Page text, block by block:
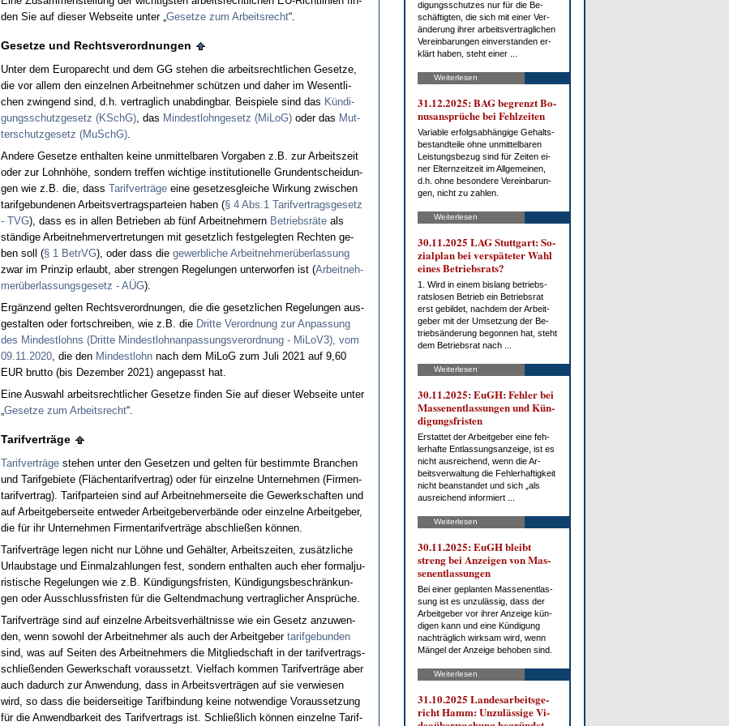
den Sie auf die­ser Web­sei­te un­ter „ Ge­set­ze zum Ar­beits­recht“.
Ge­set­ze und Rechts­ver­ord­nun­gen
Un­ter dem Eu­ro­pa­recht und dem GG ste­hen die ar­beits­recht­li­chen Ge­set­ze,
die vor al­lem den ein­zel­nen Ar­beit­neh­mer schützen und da­her im We­sent­li­
chen zwin­gend sind, d.h. ver­trag­lich un­ab­ding­bar. Bei­spie­le sind das Kündi­
gungs­schutz­ge­setz (KSchG), das Min­dest­l­ohn­ge­setz (Mi­LoG)oder das Mut­
ter­schutz­ge­setz (MuSchG).
An­de­re Ge­set­ze ent­hal­ten kei­ne un­mit­tel­ba­ren Vor­ga­ben z.B. zur Ar­beits­zeit
oder zur Lohnhöhe, son­dern tref­fen wich­ti­ge in­sti­tu­tio­nel­le Grund­ent­schei­dun­
gen wie z.B. die, dass Ta­rif­verträgeei­ne ge­set­zes­glei­che Wir­kung zwi­schen
ta­rif­ge­bun­de­nen Ar­beits­ver­trags­par­tei­en ha­ben (§ 4 Abs.1 Ta­rif­ver­trags­ge­setz
- TVG), dass es in al­len Be­trie­ben ab fünf Ar­beit­neh­mern Be­triebsräteals
ständi­ge Ar­beit­neh­mer­ver­tre­tun­gen mit ge­setz­lich fest­ge­leg­ten Rech­ten ge­
ben soll (§ 1 Be­trVG), oder dass die ge­werb­li­che Ar­beit­neh­merüber­las­sung
zwar im Prin­zip er­laubt, aber stren­gen Re­ge­lun­gen un­ter­wor­fen ist (Ar­beit­neh­
merüber­las­sungs­ge­setz - AÜG).
Ergänzend gel­ten Rechts­ver­ord­nun­gen, die die ge­setz­li­chen Re­ge­lun­gen aus­
ge­stal­ten oder fort­schrei­ben, wie z.B. die Drit­te Ver­ord­nung zur An­pas­sung
des Min­dest­lohns (Drit­te Min­dest­lohn­an­pas­sungs­ver­ord­nung - MiLoV3), vom
09.11.2020, die den Min­dest­lohnnach dem Mi­LoG zum Ju­li 2021 auf 9,60
EUR brut­to (bis De­zem­ber 2021) an­ge­passt hat.
Ei­ne Aus­wahl ar­beits­recht­li­cher Ge­set­ze fin­den Sie auf die­ser Web­sei­te un­ter
„Ge­set­ze zum Ar­beits­recht“.
Ta­rif­verträge
Ta­rif­verträgeste­hen un­ter den Ge­set­zen und gel­ten für be­stimm­te Bran­chen
und Ta­rif­ge­bie­te (Flächen­ta­rif­ver­trag) oder für ein­zel­ne Un­ter­neh­men (Fir­men­
ta­rif­ver­trag). Ta­rif­par­tei­en sind auf Ar­beit­neh­mer­sei­te die Ge­werk­schaf­ten und
auf Ar­beit­ge­ber­sei­te ent­we­der Ar­beit­ge­ber­verbände oder ein­zel­ne Ar­beit­ge­ber,
die für ihr Un­ter­neh­men Fir­men­ta­rif­verträge ab­sch­ließen können.
Ta­rif­verträge le­gen nicht nur Löhne und Gehälter, Ar­beits­zei­ten, zusätz­li­che
Ur­laubs­ta­ge und Ein­mal­zah­lun­gen fest, son­dern ent­hal­ten auch eher for­mal­ju­
ris­ti­sche Re­ge­lun­gen wie z.B. Kündi­gungs­fris­ten, Kündi­gungs­be­schränkun­
gen oder Aus­schluss­fris­ten für die Gel­tend­ma­chung ver­trag­li­cher Ansprüche.
Ta­rif­verträge sind auf ein­zel­ne Ar­beits­verhält­nis­se wie ein Ge­setz an­zu­wen­
den, wenn so­wohl der Ar­beit­neh­mer als auch der Ar­beit­ge­ber ta­rif­ge­bun­den
sind, was auf Sei­ten des Ar­beit­neh­mers die Mit­glied­schaft in der ta­rif­ver­trags­
sch­ließen­den Ge­werk­schaft vor­aus­setzt. Viel­fach kom­men Ta­rif­verträge aber
auch da­durch zur An­wen­dung, dass in Ar­beits­verträgen auf sie ver­wie­sen
wird, so dass die bei­der­sei­ti­ge Ta­rif­bin­dung kei­ne not­wen­di­ge Vor­aus­set­zung
für die An­wend­bar­keit des Ta­rif­ver­trags ist. Sch­ließlich können ein­zel­ne Ta­rif­
di­gungs­schut­zes nur für die Be­
schäf­tig­ten, die sich mit ei­ner Ver­
än­de­rung ih­rer ar­beits­ver­trag­li­chen
Ver­ein­ba­run­gen ein­ver­stan­den er­
klärt ha­ben, steht ei­ner ...
Weiterlesen
31.12.2025: BAG be­grenzt Bo­
nus­an­sprü­che bei Fehl­zei­ten
Va­ria­ble er­folgs­ab­hän­gi­ge Ge­halts­
be­stand­tei­le oh­ne un­mit­tel­ba­ren
Leis­tungs­be­zug sind für Zei­ten ei­
ner El­tern­zeit­zeit im All­ge­mei­nen,
d.h. oh­ne be­son­de­re Ver­ein­ba­run­
gen, nicht zu zah­len.
Weiterlesen
30.11.2025 LAG Stutt­gart: So­
zi­al­plan bei ver­spä­te­ter Wahl
ei­nes Be­triebs­rats?
1. Wird in ei­nem bis­lang be­triebs­
rats­lo­sen Be­trieb ein Be­triebs­rat
erst ge­bil­det, nach­dem der Ar­beit­
ge­ber mit der Um­set­zung der Be­
trieb­s­än­de­rung be­gon­nen hat, steht
dem Be­triebs­rat nach ...
Weiterlesen
30.11.2025: EuGH: Feh­ler bei
Mas­sen­ent­las­sun­gen und Kün­
di­gungs­fris­ten
Er­stat­tet der Ar­beit­ge­ber ei­ne feh­
ler­haf­te Ent­las­sungs­an­zei­ge, ist es
nicht aus­rei­chend, wenn die Ar­
beits­ver­wal­tung die Feh­ler­haf­tig­keit
nicht be­an­stan­det und sich „als
aus­rei­chend in­for­miert ...
Weiterlesen
30.11.2025: EuGH bleibt
streng bei An­zei­gen von Mas­
sen­ent­las­sun­gen
Bei ei­ner ge­plan­ten Mas­sen­ent­las­
sung ist es un­zu­läs­sig, dass der
Ar­beit­ge­ber vor ih­rer An­zei­ge kün­
di­gen kann und ei­ne Kün­di­gung
nach­träg­lich wirk­sam wird, wenn
Män­gel der An­zei­ge be­ho­ben sind.
Weiterlesen
31.10.2025 Lan­des­ar­beits­ge­
richt Hamm: Un­zu­läs­si­ge Vi­